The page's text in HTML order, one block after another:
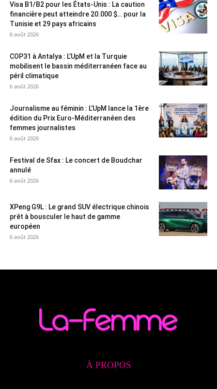
Visa B1/B2 pour les États-Unis : La caution
financière peut atteindre 20.000 $… pour la
Tunisie et 29 pays africains
6 août 2026
COP31 à Antalya : L’UpM et la Turquie
mobilisent le bassin méditerranéen face au
péril climatique
6 août 2026
Journalisme au féminin : L’UpM lance la 1ère
édition du Prix Euro-Méditerranéen des
femmes journalistes
6 août 2026
Festival de Sfax : Le concert de Boudchar
annulé
6 août 2026
XPeng G9L : Le grand SUV électrique chinois
prêt à bousculer le haut de gamme
européen
6 août 2026
À PROPOS